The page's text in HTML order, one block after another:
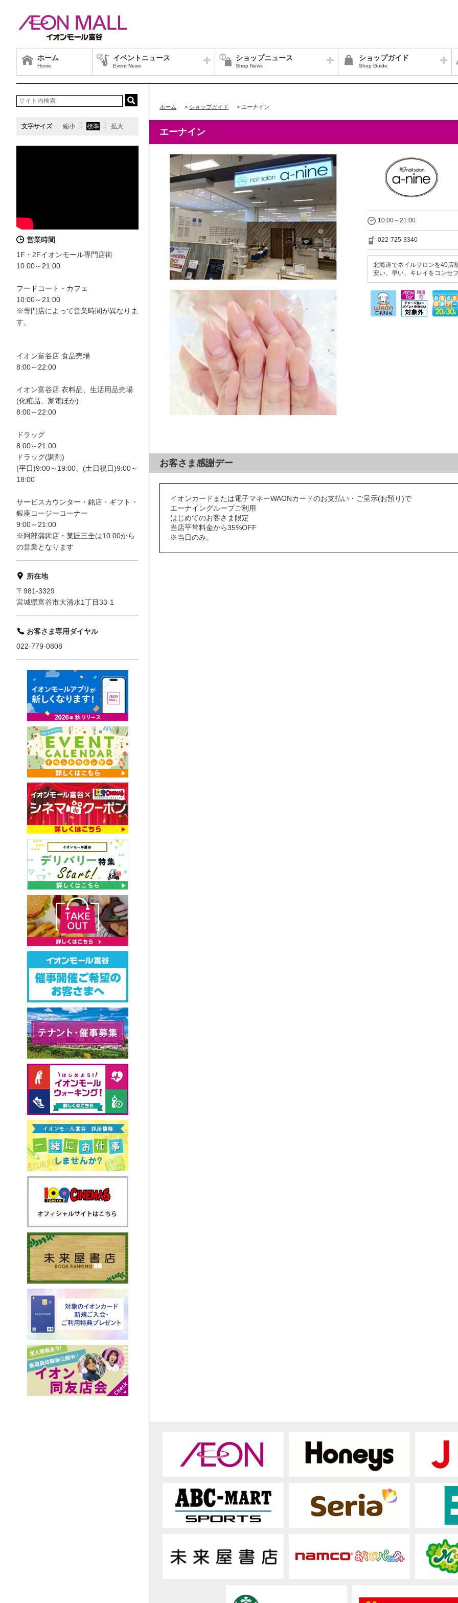
ホーム
Home
イベントニュース
Event News
ショップニュース
Shop News
ショップガイド
Shop Guide
ホーム > ショップガイド > エーナイン
エーナイン
10:00～21:00
022-725-3340
北海道でネイルサロンを40店
安い、早い、キレイをコンセ
お客さま感謝デー
イオンカードまたは電子マネーWAONカードのお支払い・ご呈示(お預り)で
エーナイングループご利用
はじめてのお客さま限定
当店平常料金から35%OFF
※当日のみ。
文字サイズ 縮小 標準 拡大
営業時間
1F・2Fイオンモール専門店街
10:00～21:00
フードコート・カフェ
10:00～21:00
※専門店によって営業時間が異なりま
す。
イオン富谷店 食品売場
8:00～22:00
イオン富谷店 衣料品、生活用品売場
(化粧品、家電ほか)
8:00～22:00
ドラッグ
8:00～21:00
ドラッグ(調剤)
(平日)9:00～19:00、(土日祝日)9:00～
18:00
サービスカウンター・銘店・ギフト・
銀座コージーコーナー
9:00～21:00
※阿部蒲鉾店・菓匠三全は10:00から
の営業となります
所在地
〒981-3329
宮城県富谷市大清水1丁目33-1
お客さま専用ダイヤル
022-779-0808